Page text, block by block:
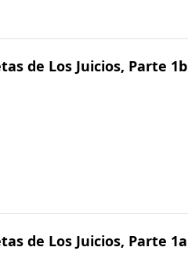
de Los Juicios, Parte 1b
de Los Juicios, Parte 1a